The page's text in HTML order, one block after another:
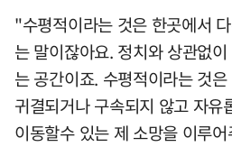
"수평적이라는 것은 한곳에서
는 말이잖아요. 정치와 상관없
는 공간이죠. 수평적이라는 것
귀결되거나 구속되지 않고 자유
이동할수 있는 제 소망을 이루